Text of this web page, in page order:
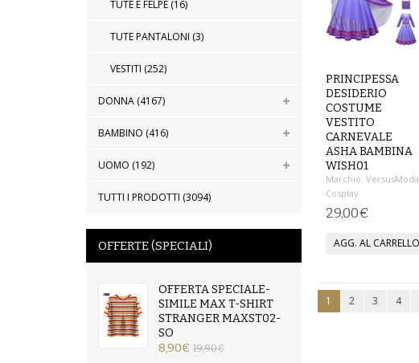
TUTE E FELPE (16)
TUTE PANTALONI (3)
VESTITI (252)
DONNA (4167)
BAMBINO (416)
UOMO (192)
TUTTI I PRODOTTI (3094)
OFFERTE (SPECIALI)
OFFERTA SPECIALE-
SIMILE MAX T-SHIRT
STRANGER MAXST02-
SO
8,90€ 19,90€
PRINCIPESSA
DESIDERIO
COSTUME
VESTITO
CARNEVALE
ASHA BAMBINA
WISH01
Marchio: VersusModa
Cosplay
29,00€
1 2 3 4